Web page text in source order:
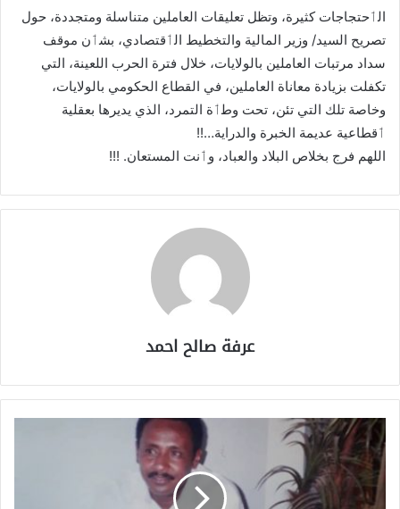
الٲحتجاجات كثيرة، وتظل تعليقات العاملين متناسلة ومتجددة، حول
تصريح السيد/ وزير المالية والتخطيط الٲقتصادي، بشٲن موقف
سداد مرتبات العاملين بالولايات، خلال فترة الحرب اللعينة، التي
تكفلت بزيادة معاناة العاملين، في القطاع الحكومي بالولايات،
وخاصة تلك التي تئن، تحت وطٲة التمرد، الذي يديرها بعقلية
ٲقطاعية عديمة الخبرة والدراية…!!
اللهم فرج بخلاص البلاد والعباد، وٲنت المستعان. !!!
عرفة صالح احمد